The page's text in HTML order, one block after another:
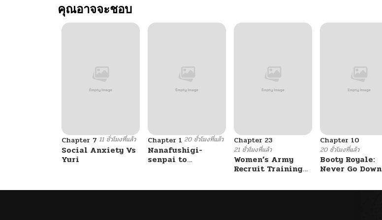
คุณอาจจะชอบ
Chapter 7 11 ชั่วโมงที่แล้ว
Social Anxiety Vs
Yuri
Chapter 1 20 ชั่วโมงที่แล้ว
Nanafushigi-
senpai to
Chapter 23
21 ชั่วโมงที่แล้ว
Women’s Army
Recruit Training
Chapter 10
20 ชั่วโมงที่แล้ว
Booty Royale:
Never Go Down